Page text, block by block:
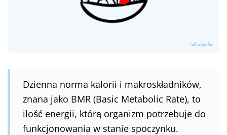
Dzienna norma kalorii i makroskładników,
znana jako BMR (Basic Metabolic Rate), to
ilość energii, którą organizm potrzebuje do
funkcjonowania w stanie spoczynku.